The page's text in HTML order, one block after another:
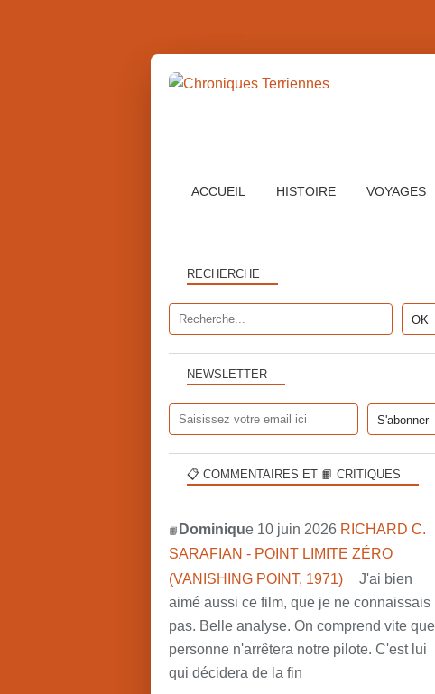
ACCUEIL HISTOIRE VOYAGES
NEWSLETTER
RECHERCHE
📋 COMMENTAIRES ET 📙 CRITIQUES
📙 Dominique 10 juin 2026 RICHARD C.
SARAFIAN - POINT LIMITE ZÉRO
(VANISHING POINT, 1971)
J'ai bien
aimé aussi ce film, que je ne connaissais
pas. Belle analyse. On comprend vite que
personne n'arrêtera notre pilote. C'est lui
qui décidera de la fin